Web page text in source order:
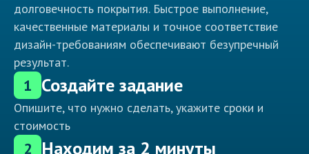
долговечность покрытия. Быстрое выполнение,
качественные материалы и точное соответствие
дизайн-требованиям обеспечивают безупречный
результат.
1 Создайте задание
Опишите, что нужно сделать, укажите сроки и
стоимость
2 Находим за 2 минуты